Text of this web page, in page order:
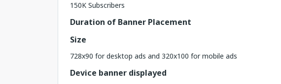
150K Subscribers
Duration of Banner Placement
Size
728x90 for desktop ads and 320x100 for mobile ads
Device banner displayed